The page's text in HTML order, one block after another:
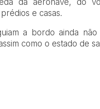
da aeronave, do
e casas.
a bordo ainda
como o estado de